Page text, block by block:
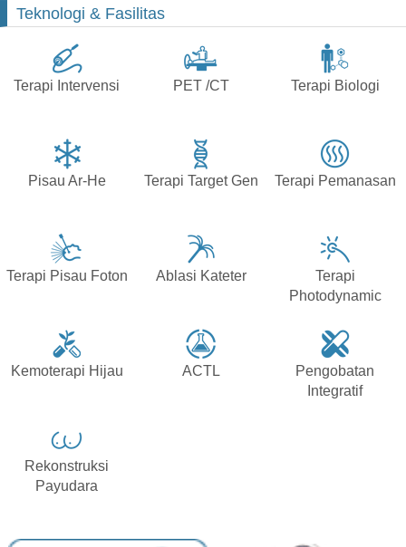
Teknologi & Fasilitas
Terapi Intervensi PET /CT Terapi Biologi
Pisau Ar-He Terapi Target Gen Terapi Pemanasan
Terapi Pisau Foton Ablasi Kateter
Terapi
Photodynamic
Kemoterapi Hijau ACTL
Pengobatan
Integratif
Rekonstruksi
Payudara